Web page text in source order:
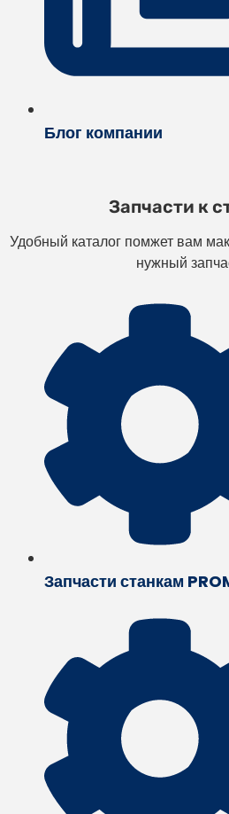
Блог компании
Запчасти к
Удобный каталог помжет вам
нужный
Запчасти станкам